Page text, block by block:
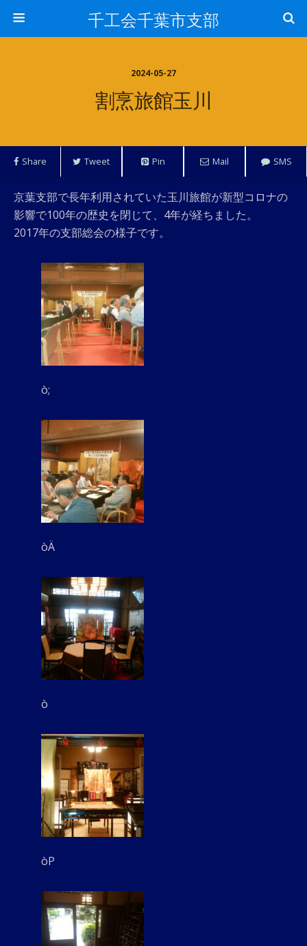
千工会千葉市支部
2024-05-27
割烹旅館玉川
Share Tweet Pin Mail SMS
京葉支部で長年利用されていた玉川旅館が新型コロナの
影響で100年の歴史を閉じて、4年が経ちました。
2017年の支部総会の様子です。
ò;
òÄ
ò
òP